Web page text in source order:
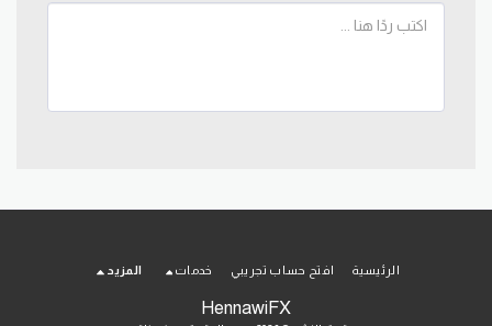
HennawiFX
الرئيسية افتح حساب تجريبي خدمات المزيد